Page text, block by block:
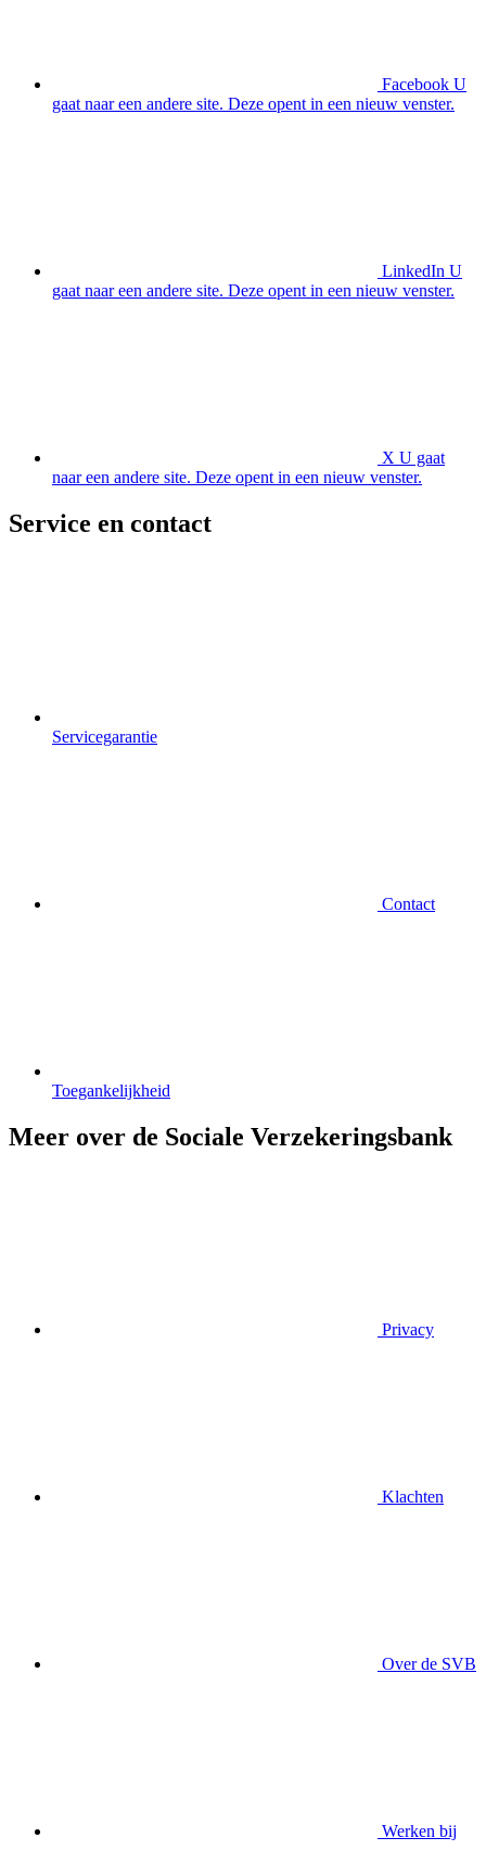
Facebook U
gaat naar een andere site. Deze opent in een nieuw venster.
LinkedIn U
gaat naar een andere site. Deze opent in een nieuw venster.
X U gaat
naar een andere site. Deze opent in een nieuw venster.
Service en contact
Servicegarantie
Contact
Toegankelijkheid
Meer over de Sociale Verzekeringsbank
Privacy
Klachten
Over de SVB
Werken bij